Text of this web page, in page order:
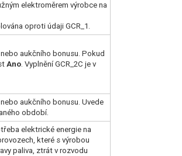
elektroměrem výrobce na
oproti údaji GCR_1.
aukčního bonusu. Pokud
Ano. Vyplnění GCR_2C je v
aukčního bonusu. Uvede
období.
elektrické energie na
které s výrobou
paliva, ztrát v rozvodu